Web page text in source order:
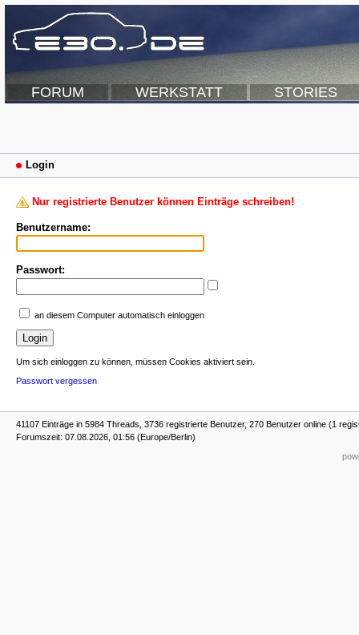
FORUM WERKSTATT STORIES
Login
Nur registrierte Benutzer können Einträge schreiben!
Benutzername:
Passwort:
an diesem Computer automatisch einloggen
Um sich einloggen zu können, müssen Cookies aktiviert sein.
Passwort vergessen
41107 Einträge in 5984 Threads, 3736 registrierte Benutzer, 270 Benutzer online (1
Forumszeit: 07.08.2026, 01:56 (Europe/Berlin)